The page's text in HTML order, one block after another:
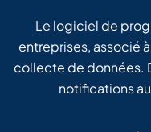
Le logiciel de
entreprises, associé
collecte de données.
notifications